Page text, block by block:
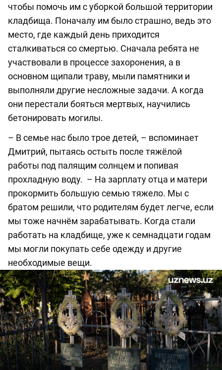
чтобы помочь им с уборкой большой территории
кладбища. Поначалу им было страшно, ведь это
место, где каждый день приходится
сталкиваться со смертью. Сначала ребята не
участвовали в процессе захоронения, а в
основном щипали траву, мыли памятники и
выполняли другие несложные задачи. А когда
они перестали бояться мертвых, научились
бетонировать могилы.
– В семье нас было трое детей, ­– вспоминает
Дмитрий, пытаясь остыть после тяжёлой
работы под палящим солнцем и попивая
прохладную воду. – На зарплату отца и матери
прокормить большую семью тяжело. Мы с
братом решили, что родителям будет легче, если
мы тоже начнём зарабатывать. Когда стали
работать на кладбище, уже к семнадцати годам
мы могли покупать себе одежду и другие
необходимые вещи.